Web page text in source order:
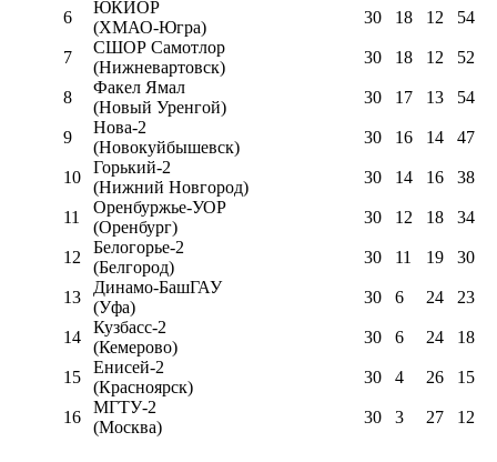
6
ЮКИОР
(ХМАО-Югра)
30 18 12 54
7
СШОР Самотлор
(Нижневартовск)
30 18 12 52
8
Факел Ямал
(Новый Уренгой)
30 17 13 54
9
Нова-2
(Новокуйбышевск)
30 16 14 47
10
Горький-2
(Нижний Новгород)
30 14 16 38
11
Оренбуржье-УОР
(Оренбург)
30 12 18 34
12
Белогорье-2
(Белгород)
30 11 19 30
13
Динамо-БашГАУ
(Уфа)
30 6 24 23
14
Кузбасс-2
(Кемерово)
30 6 24 18
15
Енисей-2
(Красноярск)
30 4 26 15
16
МГТУ-2
(Москва)
30 3 27 12